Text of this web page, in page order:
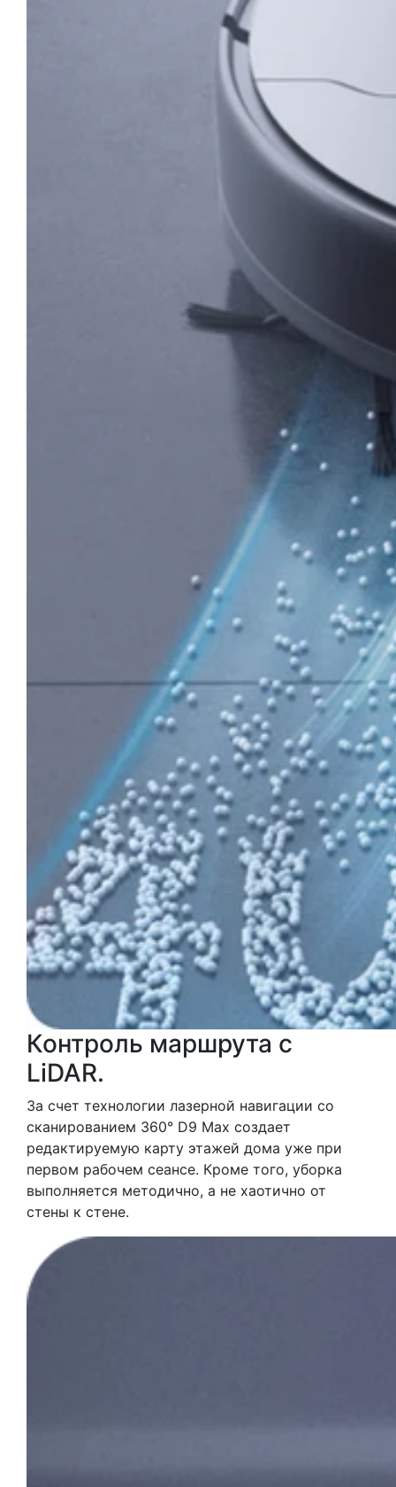
Контроль маршрута с
LiDAR.
За счет технологии лазерной навигации со
сканированием 360° D9 Max создает
редактируемую карту этажей дома уже при
первом рабочем сеансе. Кроме того, уборка
выполняется методично, а не хаотично от
стены к стене.